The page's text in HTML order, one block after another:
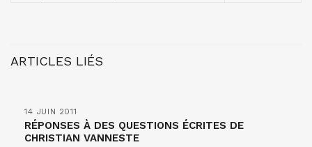
ARTICLES LIÉS
14 JUIN 2011
RÉPONSES À DES QUESTIONS ÉCRITES DE
CHRISTIAN VANNESTE